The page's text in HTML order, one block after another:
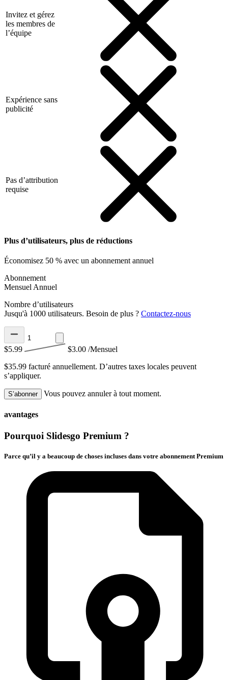
Invitez et gérez
les membres de
l’équipe
Expérience sans
publicité
Pas d’attribution
requise
Plus d’utilisateurs, plus de réductions
Économisez 50 % avec un abonnement annuel
Abonnement
Mensuel Annuel
Nombre d’utilisateurs
Jusqu'à 1000 utilisateurs. Besoin de plus ? Contactez-nous
$5.99 $3.00 /Mensuel
$35.99 facturé annuellement. D’autres taxes locales peuvent
s’appliquer.
S’abonner Vous pouvez annuler à tout moment.
avantages
Pourquoi Slidesgo Premium ?
Parce qu’il y a beaucoup de choses incluses dans votre abonnement Premium